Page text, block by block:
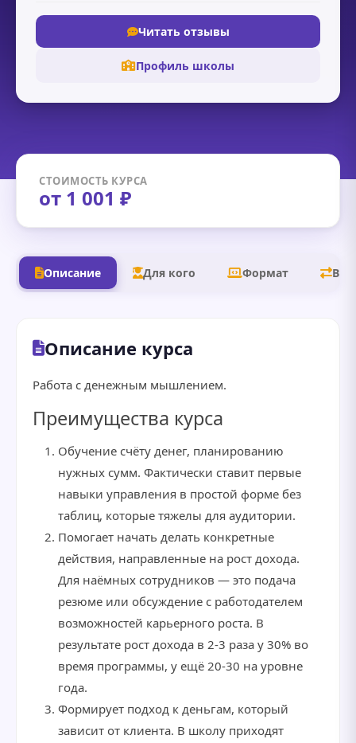
Читать отзывы
Профиль школы
СТОИМОСТЬ КУРСА
от 1 001 ₽
Описание Для кого Формат В
Описание курса
Работа с денежным мышлением.
Преимущества курса
Обучение счёту денег, планированию
нужных сумм. Фактически ставит первые
навыки управления в простой форме без
таблиц, которые тяжелы для аудитории.
Помогает начать делать конкретные
действия, направленные на рост дохода.
Для наёмных сотрудников — это подача
резюме или обсуждение с работодателем
возможностей карьерного роста. В
результате рост дохода в 2-3 раза у 30% во
время программы, у ещё 20-30 на уровне
года.
Формирует подход к деньгам, который
зависит от клиента. В школу приходят